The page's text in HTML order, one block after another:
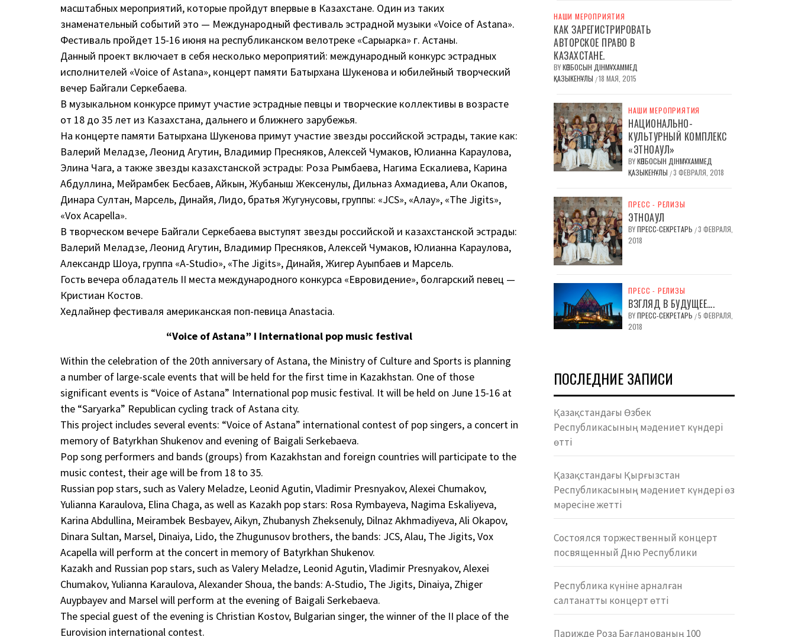
масштабных мероприятий, которые пройдут впервые в Казахстане. Один из таких
знаменательный событий это — Международный фестиваль эстрадной музыки «Voice of Astana».
Фестиваль пройдет 15-16 июня на республиканском велотреке «Сарыарка» г. Астаны.
Данный проект включает в себя несколько мероприятий: международный конкурс эстрадных
исполнителей «Voice of Astana», концерт памяти Батырхана Шукенова и юбилейный творческий
вечер Байгали Серкебаева.
В музыкальном конкурсе примут участие эстрадные певцы и творческие коллективы в возрасте
от 18 до 35 лет из Казахстана, дальнего и ближнего зарубежья.
На концерте памяти Батырхана Шукенова примут участие звезды российской эстрады, такие как:
Валерий Меладзе, Леонид Агутин, Владимир Пресняков, Алексей Чумаков, Юлианна Караулова,
Элина Чага, а также звезды казахстанской эстрады: Роза Рымбаева, Нагима Ескалиева, Карина
Абдуллина, Мейрамбек Бесбаев, Айкын, Жубаныш Жексенулы, Дильназ Ахмадиева, Али Окапов,
Динара Султан, Марсель, Динайя, Лидо, братья Жугунусовы, группы: «JCS», «Алау», «The Jigits»,
«Vox Acapella».
В творческом вечере Байгали Серкебаева выступят звезды российской и казахстанской эстрады:
Валерий Меладзе, Леонид Агутин, Владимир Пресняков, Алексей Чумаков, Юлианна Караулова,
Александр Шоуа, группа «A-Studio», «The Jigits», Динайя, Жигер Ауыпбаев и Марсель.
Гость вечера обладатель II места международного конкурса «Евровидение», болгарский певец —
Кристиан Костов.
Хедлайнер фестиваля американская поп-певица Anastacia.
“Voice of Astana” I International pop music festival
Within the celebration of the 20th anniversary of Astana, the Ministry of Culture and Sports is planning
a number of large-scale events that will be held for the first time in Kazakhstan. One of those
significant events is “Voice of Astana” International pop music festival. It will be held on June 15-16 at
the “Saryarka” Republican cycling track of Astana city.
This project includes several events: “Voice of Astana” international contest of pop singers, a concert in
memory of Batyrkhan Shukenov and evening of Baigali Serkebaeva.
Pop song performers and bands (groups) from Kazakhstan and foreign countries will participate to the
music contest, their age will be from 18 to 35.
Russian pop stars, such as Valery Meladze, Leonid Agutin, Vladimir Presnyakov, Alexei Chumakov,
Yulianna Karaulova, Elina Chaga, as well as Kazakh pop stars: Rosa Rymbayeva, Nagima Eskaliyeva,
Karina Abdullina, Meirambek Besbayev, Aikyn, Zhubanysh Zheksenuly, Dilnaz Akhmadiyeva, Ali Okapov,
Dinara Sultan, Marsel, Dinaiya, Lido, the Zhugunusov brothers, the bands: JCS, Alau, The Jigits, Vox
Acapella will perform at the concert in memory of Batyrkhan Shukenov.
Kazakh and Russian pop stars, such as Valery Meladze, Leonid Agutin, Vladimir Presnyakov, Alexei
Chumakov, Yulianna Karaulova, Alexander Shoua, the bands: A-Studio, The Jigits, Dinaiya, Zhiger
Auypbayev and Marsel will perform at the evening of Baigali Serkebaeva.
The special guest of the evening is Christian Kostov, Bulgarian singer, the winner of the II place of the
Eurovision international contest.
НАШИ МЕРОПРИЯТИЯ
КАК ЗАРЕГИСТРИРОВАТЬ
АВТОРСКОЕ ПРАВО В
КАЗАХСТАНЕ.
BYКӨПБОСЫН ДІНМҰХАММЕД
ҚАЗЫКЕНҰЛЫ /18 МАЯ, 2015
НАШИ МЕРОПРИЯТИЯ
НАЦИОНАЛЬНО-
КУЛЬТУРНЫЙ КОМПЛЕКС
«ЭТНОАУЛ»
BYКӨПБОСЫН ДІНМҰХАММЕД
ҚАЗЫКЕНҰЛЫ /3 ФЕВРАЛЯ, 2018
ПРЕСС - РЕЛИЗЫ
ЭТНОАУЛ
BYПРЕСС-СЕКРЕТАРЬ /3 ФЕВРАЛЯ,
2018
ПРЕСС - РЕЛИЗЫ
ВЗГЛЯД В БУДУЩЕЕ….
BYПРЕСС-СЕКРЕТАРЬ /5 ФЕВРАЛЯ,
2018
ПОСЛЕДНИЕ ЗАПИСИ
Қазақстандағы Өзбек
Республикасының мәдениет күндері
өтті
Қазақстандағы Қырғызстан
Республикасының мәдениет күндері өз
мәресіне жетті
Состоялся торжественный концерт
посвященный Дню Республики
Республика күніне арналған
салтанатты концерт өтті
Парижде Роза Бағланованың 100